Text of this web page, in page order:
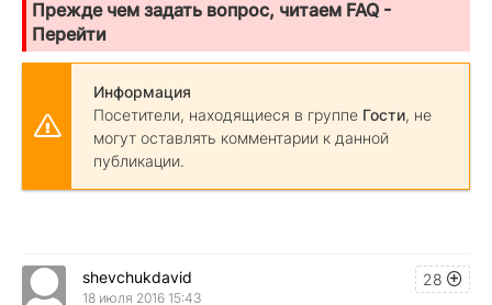
Прежде чем задать вопрос, читаем FAQ -
Перейти
Информация
Посетители, находящиеся в группе Гости, не
могут оставлять комментарии к данной
публикации.
28
shevchukdavid
18 июля 2016 15:43